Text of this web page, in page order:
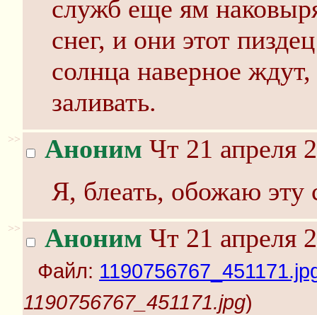
служб еще ям
снег, и они этот
солнца наверное
заливать.
>> Аноним Чт 21 апреля
Я, блеать, обожаю эту
>> Аноним Чт 21 апреля
Файл:
1190756767_451171.jpg)